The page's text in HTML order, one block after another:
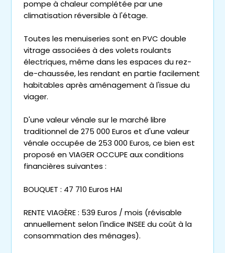
pompe à chaleur complétée par une
climatisation réversible à l'étage.
Toutes les menuiseries sont en PVC double
vitrage associées à des volets roulants
électriques, même dans les espaces du rez-
de-chaussée, les rendant en partie facilement
habitables après aménagement à l'issue du
viager.
D'une valeur vénale sur le marché libre
traditionnel de 275 000 Euros et d'une valeur
vénale occupée de 253 000 Euros, ce bien est
proposé en VIAGER OCCUPE aux conditions
financières suivantes :
BOUQUET : 47 710 Euros HAI
RENTE VIAGÈRE : 539 Euros / mois (révisable
annuellement selon l'indice INSEE du coût à la
consommation des ménages).